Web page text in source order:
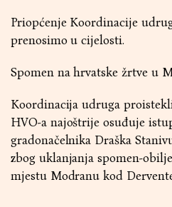
Priopćenje Koordinacije
prenosimo u cijelosti.
Spomen na hrvatske žrtve u
Koordinacija udruga
HVO-a najoštrije osuđuje
gradonačelnika Draška
zbog uklanjanja spomen-
mjestu Modranu kod